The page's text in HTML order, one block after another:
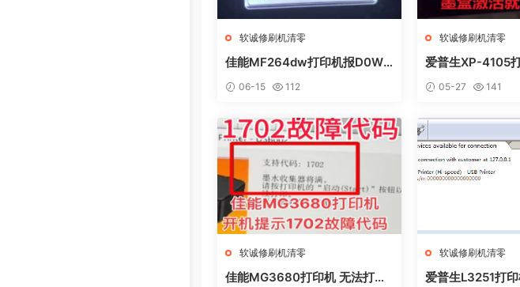
软诚修刷机清零
佳能MF264dw打印机报D0WN
06-15 112
软诚修刷机清零
爱普生XP-4105
盒 05-27 141
软诚修刷机清零
佳能MG3680打印机 无法打印
软诚修刷机清零
爱普生L3251打